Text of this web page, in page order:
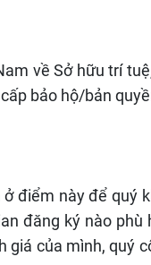
về Sở hữu trí
bảo hộ/bản
điểm này để quý
đăng ký nào
giá của mình, quý